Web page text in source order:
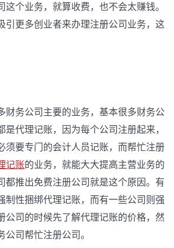
这个业务，就算收费，也不会太赚钱。
引更多创业者来办理注册公司业务，这
务公司主要的业务，基本很多财务公
是代理记账，因为每个公司注册起来，
须要专门的会计人员记账，而帮忙注册
记账的业务，就能大大提高主营业务的
都推出免费注册公司就是这个原因。有
制性捆绑代理记账，而有一些公司则强
公司的时候先了解代理记账的价格，然
公司帮忙注册公司。